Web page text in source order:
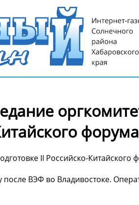
форума
II Российско-Китайского
после ВЭФ во Владивостоке.